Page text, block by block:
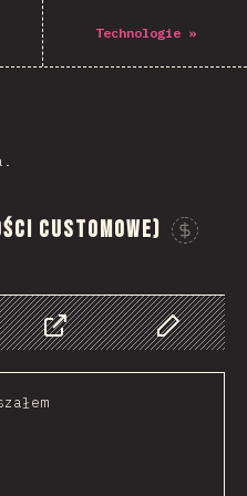
Technologie»
Customowe)
Share Customize